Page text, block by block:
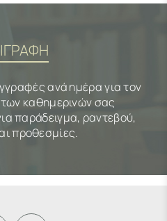
ανά ημέρα για τον
καθημερινών σας
παράδειγμα, ραντεβού,
προθεσμίες.